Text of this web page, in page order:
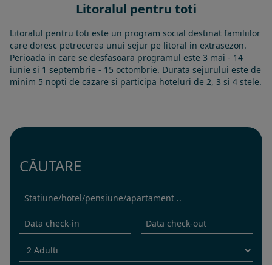
Litoralul pentru toti
Litoralul pentru toti este un program social destinat familiilor
care doresc petrecerea unui sejur pe litoral in extrasezon.
Perioada in care se desfasoara programul este 3 mai - 14
iunie si 1 septembrie - 15 octombrie. Durata sejurului este de
minim 5 nopti de cazare si participa hoteluri de 2, 3 si 4 stele.
CĂUTARE